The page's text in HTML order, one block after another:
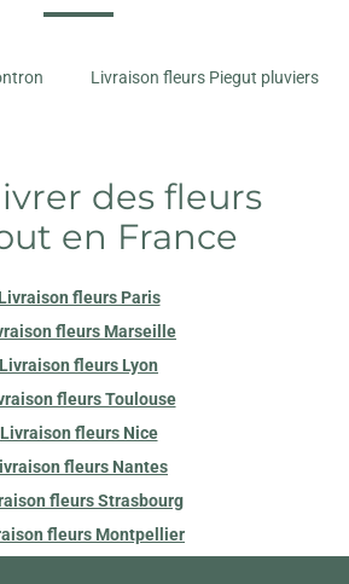
Livraison fleurs Piegut pluviers
des fleurs
en France
Livraison fleurs Paris
fleurs Marseille
Livraison fleurs Lyon
fleurs Toulouse
Livraison fleurs Nice
fleurs Nantes
fleurs Strasbourg
fleurs Montpellier